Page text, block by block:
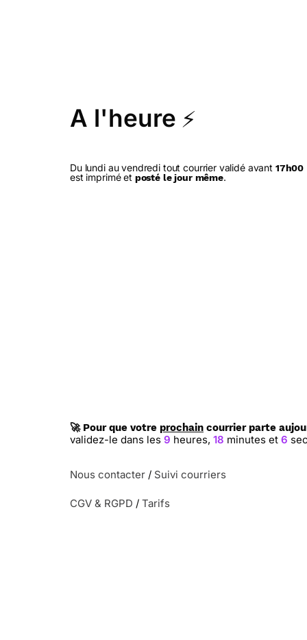
A l'heure ⚡
Du lundi au vendredi tout courrier validé avant 17h00
est imprimé et posté le jour même.
🚀 Pour que votre prochain courrier parte
validez-le dans les 9 heures, 18 minutes et 5
Nous contacter / Suivi courriers
CGV & RGPD / Tarifs